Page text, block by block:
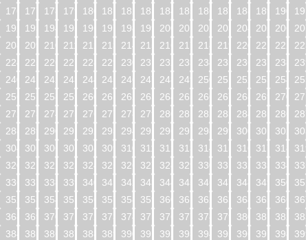
176
177 178 179 180 181 182 183 184 185 186 187 188 189 190
192
193 194 195 196 197 198 199 200 201 202 203 204 205 206
208
209 210 211 212 213 214 215 216 217 218 219 220 221 222
224
225 226 227 228 229 230 231 232 233 234 235 236 237 238
240
241 242 243 244 245 246 247 248 249 250 251 252 253 254
256
257 258 259 260 261 262 263 264 265 266 267 268 269 270
272
273 274 275 276 277 278 279 280 281 282 283 284 285 286
288
289 290 291 292 293 294 295 296 297 298 299 300 301 302
304
305 306 307 308 309 310 311 312 313 314 315 316 317 318
320
321 322 323 324 325 326 327 328 329 330 331 332 333 334
336
337 338 339 340 341 342 343 344 345 346 347 348 349 350
352
353 354 355 356 357 358 359 360 361 362 363 364 365 366
368
369 370 371 372 373 374 375 376 377 378 379 380 381 382
384
385 386 387 388 389 390 391 392 393 394 395 396 397 398